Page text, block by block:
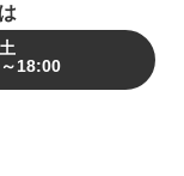
18:00